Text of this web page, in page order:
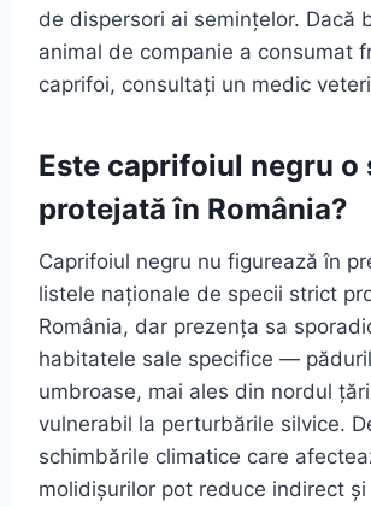
de dispersori ai semințelor. Dacă
animal de companie a consumat
caprifoi, consultați un medic
Este caprifoiul negru o
protejată în România?
Caprifoiul negru nu figurează în
listele naționale de specii strict
România, dar prezența sa
habitatele sale specifice —
umbroase, mai ales din nordul
vulnerabil la perturbările silvice.
schimbările climatice care
molidișurilor pot reduce indirect și